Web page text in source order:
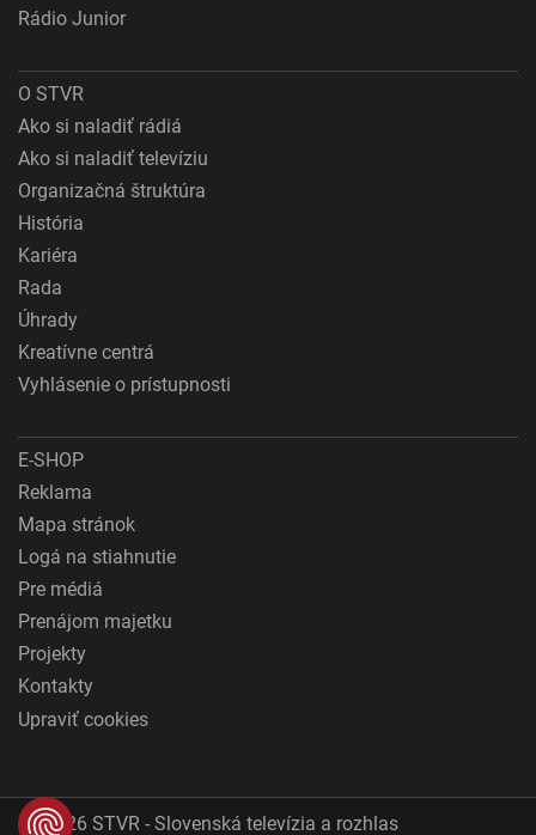
Rádio Junior
O STVR
Ako si naladiť rádiá
Ako si naladiť televíziu
Organizačná štruktúra
História
Kariéra
Rada
Úhrady
Kreatívne centrá
Vyhlásenie o prístupnosti
E-SHOP
Reklama
Mapa stránok
Logá na stiahnutie
Pre médiá
Prenájom majetku
Projekty
Kontakty
Upraviť cookies
© 2026 STVR - Slovenská televízia a rozhlas